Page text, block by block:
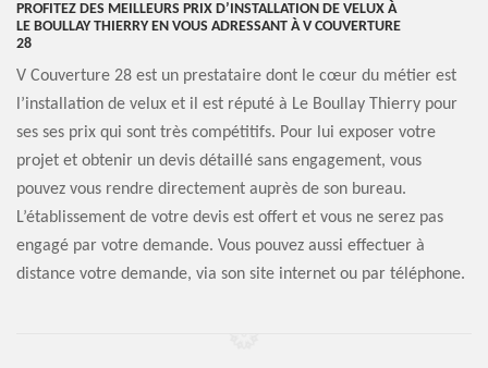
PROFITEZ DES MEILLEURS PRIX D’INSTALLATION DE VELUX À
LE BOULLAY THIERRY EN VOUS ADRESSANT À V COUVERTURE
28
V Couverture 28 est un prestataire dont le cœur du métier est
l’installation de velux et il est réputé à Le Boullay Thierry pour
ses ses prix qui sont très compétitifs. Pour lui exposer votre
projet et obtenir un devis détaillé sans engagement, vous
pouvez vous rendre directement auprès de son bureau.
L’établissement de votre devis est offert et vous ne serez pas
engagé par votre demande. Vous pouvez aussi effectuer à
distance votre demande, via son site internet ou par téléphone.